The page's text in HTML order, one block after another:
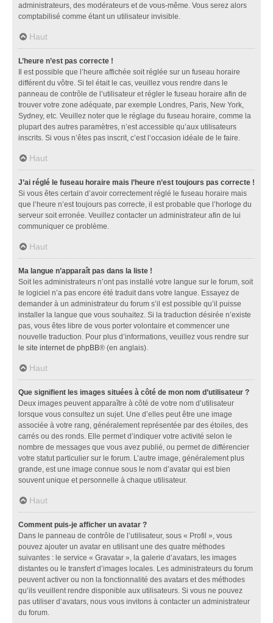
administrateurs, des modérateurs et de vous-même. Vous serez alors
comptabilisé comme étant un utilisateur invisible.
Haut
L’heure n’est pas correcte !
Il est possible que l’heure affichée soit réglée sur un fuseau horaire
différent du vôtre. Si tel était le cas, veuillez vous rendre dans le
panneau de contrôle de l’utilisateur et régler le fuseau horaire afin de
trouver votre zone adéquate, par exemple Londres, Paris, New York,
Sydney, etc. Veuillez noter que le réglage du fuseau horaire, comme la
plupart des autres paramètres, n’est accessible qu’aux utilisateurs
inscrits. Si vous n’êtes pas inscrit, c’est l’occasion idéale de le faire.
Haut
J’ai réglé le fuseau horaire mais l’heure n’est toujours pas correcte !
Si vous êtes certain d’avoir correctement réglé le fuseau horaire mais
que l’heure n’est toujours pas correcte, il est probable que l’horloge du
serveur soit erronée. Veuillez contacter un administrateur afin de lui
communiquer ce problème.
Haut
Ma langue n’apparaît pas dans la liste !
Soit les administrateurs n’ont pas installé votre langue sur le forum, soit
le logiciel n’a pas encore été traduit dans votre langue. Essayez de
demander à un administrateur du forum s’il est possible qu’il puisse
installer la langue que vous souhaitez. Si la traduction désirée n’existe
pas, vous êtes libre de vous porter volontaire et commencer une
nouvelle traduction. Pour plus d’informations, veuillez vous rendre sur
le site internet de phpBB® (en anglais).
Haut
Que signifient les images situées à côté de mon nom d’utilisateur ?
Deux images peuvent apparaître à côté de votre nom d’utilisateur
lorsque vous consultez un sujet. Une d’elles peut être une image
associée à votre rang, généralement représentée par des étoiles, des
carrés ou des ronds. Elle permet d’indiquer votre activité selon le
nombre de messages que vous avez publié, ou permet de différencier
votre statut particulier sur le forum. L’autre image, généralement plus
grande, est une image connue sous le nom d’avatar qui est bien
souvent unique et personnelle à chaque utilisateur.
Haut
Comment puis-je afficher un avatar ?
Dans le panneau de contrôle de l’utilisateur, sous « Profil », vous
pouvez ajouter un avatar en utilisant une des quatre méthodes
suivantes : le service « Gravatar », la galerie d’avatars, les images
distantes ou le transfert d’images locales. Les administrateurs du forum
peuvent activer ou non la fonctionnalité des avatars et des méthodes
qu’ils veuillent rendre disponible aux utilisateurs. Si vous ne pouvez
pas utiliser d’avatars, nous vous invitons à contacter un administrateur
du forum.